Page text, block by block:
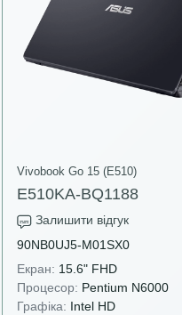
Vivobook Go 15 (E510)
E510KA-BQ1188
Залишити відгук
90NB0UJ5-M01SX0
Екран: 15.6" FHD
Процесор: Pentium N6000
Графіка: Intel HD